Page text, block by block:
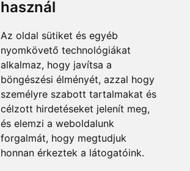
használ
Az oldal sütiket és egyéb
nyomkövető technológiákat
alkalmaz, hogy javítsa a
böngészési élményét, azzal hogy
személyre szabott tartalmakat és
célzott hirdetéseket jelenít meg,
és elemzi a weboldalunk
forgalmát, hogy megtudjuk
honnan érkeztek a látogatóink.
RSS
JOGI NYILATKOZAT
KAPCSOLAT
OLDALTÉRKÉP
IMPRESSZUM
HÍR BEKÜLDÉSE